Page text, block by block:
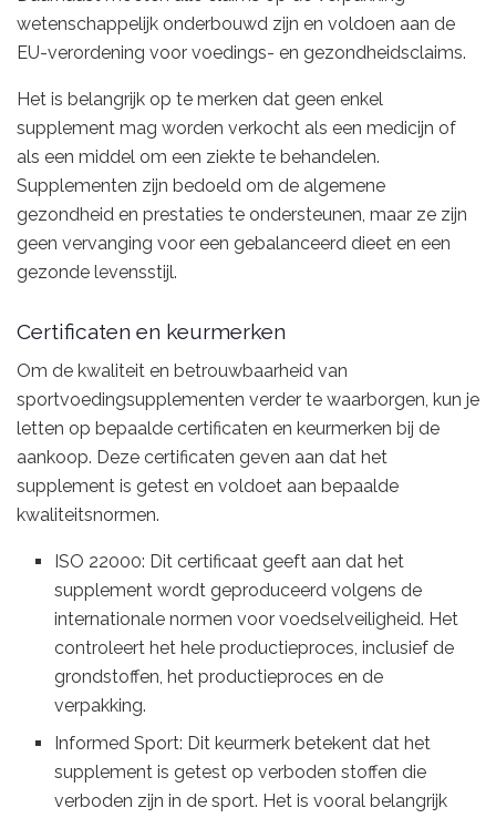
wetenschappelijk onderbouwd zijn en voldoen aan de
EU-verordening voor voedings- en gezondheidsclaims.
Het is belangrijk op te merken dat geen enkel
supplement mag worden verkocht als een medicijn of
als een middel om een ziekte te behandelen.
Supplementen zijn bedoeld om de algemene
gezondheid en prestaties te ondersteunen, maar ze zijn
geen vervanging voor een gebalanceerd dieet en een
gezonde levensstijl.
Certificaten en keurmerken
Om de kwaliteit en betrouwbaarheid van
sportvoedingsupplementen verder te waarborgen, kun je
letten op bepaalde certificaten en keurmerken bij de
aankoop. Deze certificaten geven aan dat het
supplement is getest en voldoet aan bepaalde
kwaliteitsnormen.
ISO 22000: Dit certificaat geeft aan dat het
supplement wordt geproduceerd volgens de
internationale normen voor voedselveiligheid. Het
controleert het hele productieproces, inclusief de
grondstoffen, het productieproces en de
verpakking.
Informed Sport: Dit keurmerk betekent dat het
supplement is getest op verboden stoffen die
verboden zijn in de sport. Het is vooral belangrijk